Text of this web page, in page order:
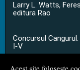
Acest site folosește
Larry L. Watts,
editura Rao
Concursul
I-V